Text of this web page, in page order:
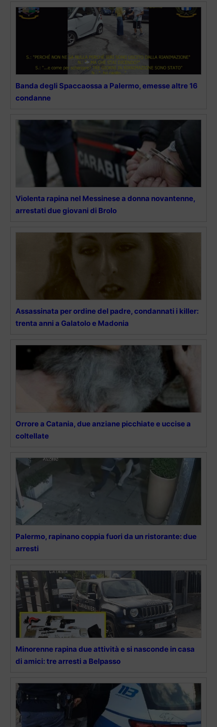
Banda degli Spaccaossa a Palermo, emesse altre 16
condanne
Violenta rapina nel Messinese a donna novantenne,
arrestati due giovani di Brolo
Assassinata per ordine del padre, condannati i killer:
trenta anni a Galatolo e Madonia
Orrore a Catania, due anziane picchiate e uccise a
coltellate
Palermo, rapinano coppia fuori da un ristorante: due
arresti
Minorenne rapina due attività e si nasconde in casa
di amici: tre arresti a Belpasso